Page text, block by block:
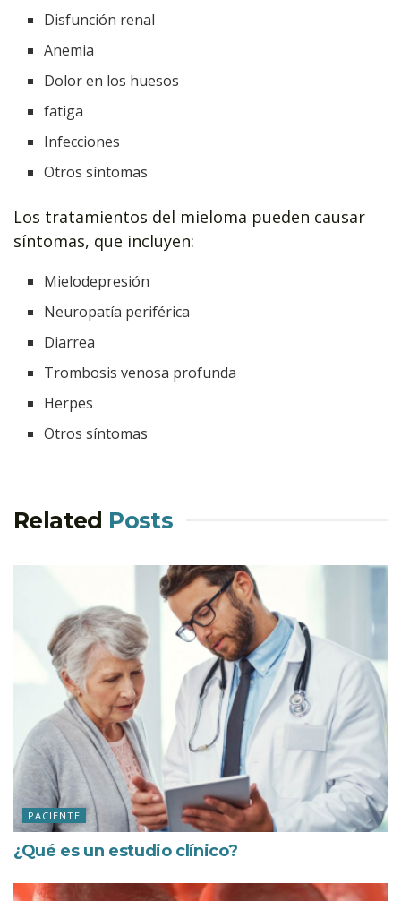
Disfunción renal
Anemia
Dolor en los huesos
fatiga
Infecciones
Otros síntomas
Los tratamientos del mieloma pueden causar
síntomas, que incluyen:
Mielodepresión
Neuropatía periférica
Diarrea
Trombosis venosa profunda
Herpes
Otros síntomas
Related Posts
PACIENTE
¿Qué es un estudio clínico?